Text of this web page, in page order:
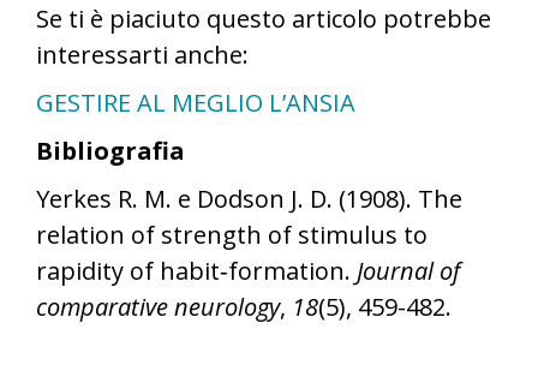
Se ti è piaciuto questo articolo potrebbe
interessarti anche:
GESTIRE AL MEGLIO L’ANSIA
Bibliografia
Yerkes R. M. e Dodson J. D. (1908). The
relation of strength of stimulus to
rapidity of habit‐formation. Journal of
comparative neurology, 18(5), 459-482.